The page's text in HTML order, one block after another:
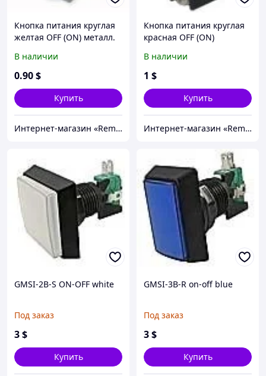
Кнопка питания круглая
желтая OFF (ON) металл.
В наличии
0.90$
Купить
Интернет-магазин «Rem-elektronik»
Кнопка питания круглая
красная OFF (ON)
В наличии
1 $
Купить
Интернет-магазин «Rem-elektronik»
GMSI-2B-S ON-OFF white
Под заказ
3$
Купить
GMSI-3B-R on-off blue
Под заказ
3$
Купить